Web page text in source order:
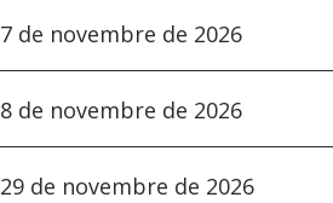
7 de novembre de 2026
8 de novembre de 2026
29 de novembre de 2026